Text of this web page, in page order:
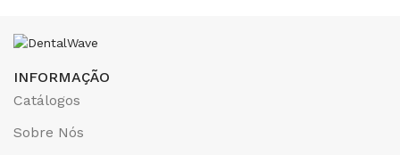
INFORMAÇÃO
Catálogos
Sobre Nós